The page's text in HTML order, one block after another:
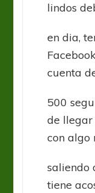
lindos
en dia,
cuenta
500
de llegar
con algo
saliendo
tiene